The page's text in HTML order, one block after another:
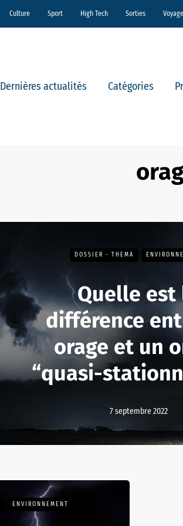
Culture Sport High Tech Sorties
Dernières actualités Catégories
DOSSIER - THEMA
Quelle est
différence
orage et un
“quasi-
7 septembre 2022
ENVIRONNEMENT